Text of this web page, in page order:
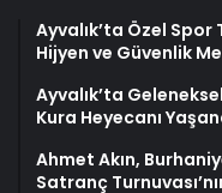
Ayvalık’ta Özel
Hijyen ve Güvenlik
Ayvalık’ta
Kura Heyecanı
Ahmet Akın,
Satranç